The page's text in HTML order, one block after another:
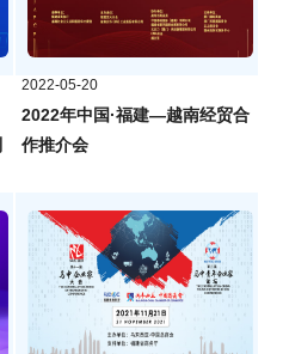
2022-05-20
2022年中国·福建—越南经贸合
作推介会